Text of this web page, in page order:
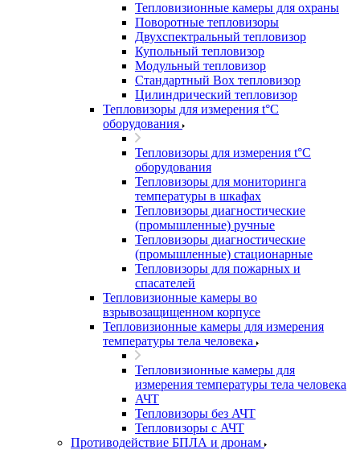
Тепловизионные камеры для охраны
Поворотные тепловизоры
Двухспектральный тепловизор
Купольный тепловизор
Модульный тепловизор
Стандартный Box тепловизор
Цилиндрический тепловизор
Тепловизоры для измерения t°С
оборудования
Тепловизоры для измерения t°С
оборудования
Тепловизоры для мониторинга
температуры в шкафах
Тепловизоры диагностические
(промышленные) ручные
Тепловизоры диагностические
(промышленные) стационарные
Тепловизоры для пожарных и
спасателей
Тепловизионные камеры во
взрывозащищенном корпусе
Тепловизионные камеры для измерения
температуры тела человека
Тепловизионные камеры для
измерения температуры тела человека
АЧТ
Тепловизоры без АЧТ
Тепловизоры с АЧТ
Противодействие БПЛА и дронам